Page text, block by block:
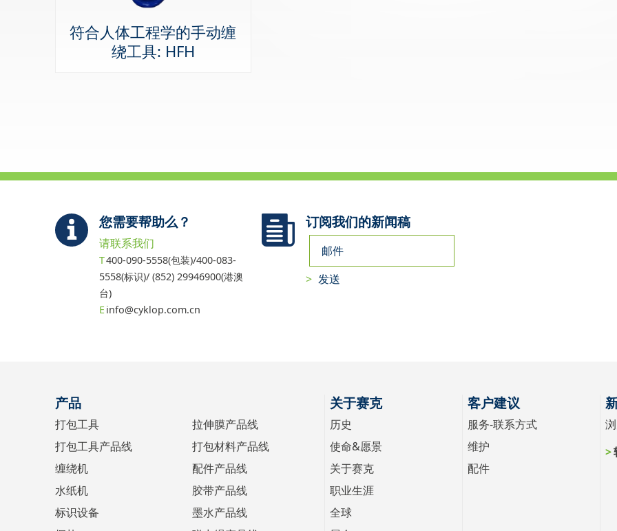
符合人体工程学的手动缠
绕工具: HFH
您需要帮助么？
请联系我们
400-090-5558(包装)/400-083-
5558(标识)/ (852) 29946900(港澳
台)
info@cyklop.com.cn
订阅我们的新闻稿
产品
打包工具
打包工具产品线
缠绕机
水纸机
标识设备
拉伸膜产品线
打包材料产品线
配件产品线
胶带产品线
墨水产品线
关于赛克
历史
使命&愿景
关于赛克
职业生涯
全球
客户建议
服务-联系方式
维护
配件